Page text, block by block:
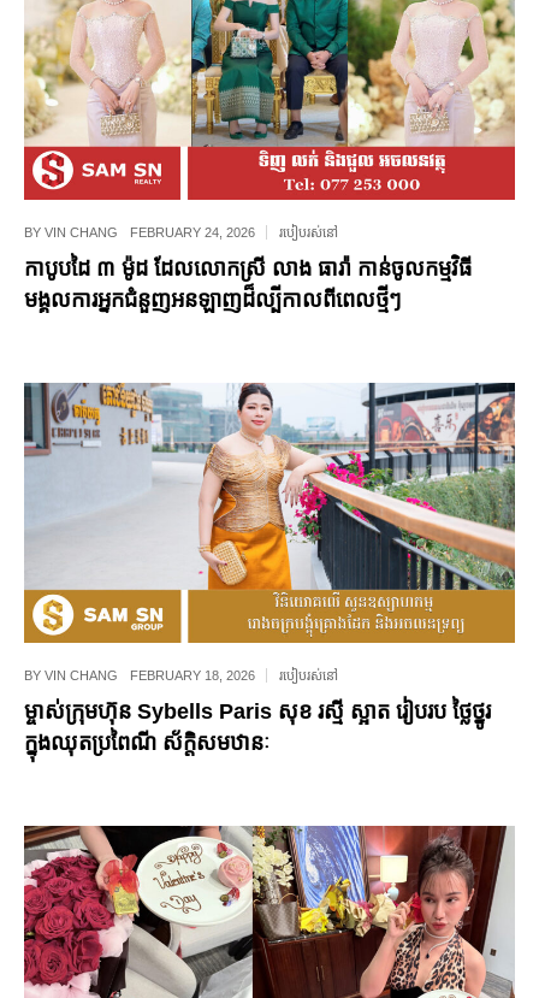
BY VIN CHANG FEBRUARY 24, 2026 របៀបរស់នៅ
កាបូបដៃ ៣ ម៉ូដ ដែលលោកស្រី លាង ធារ៉ា កាន់ចូលកម្មវិធី
មង្គលការអ្នកជំនួញអនឡាញដ៏ល្បីកាលពីពេលថ្មីៗ
BY VIN CHANG FEBRUARY 18, 2026 របៀបរស់នៅ
ម្ចាស់ក្រុមហ៊ុន Sybells Paris សុខ រស្មី ស្អាត រៀបរប ថ្លៃថ្នូរ
ក្នុងឈុតប្រពៃណី ស័ក្ដិសមឋានៈ